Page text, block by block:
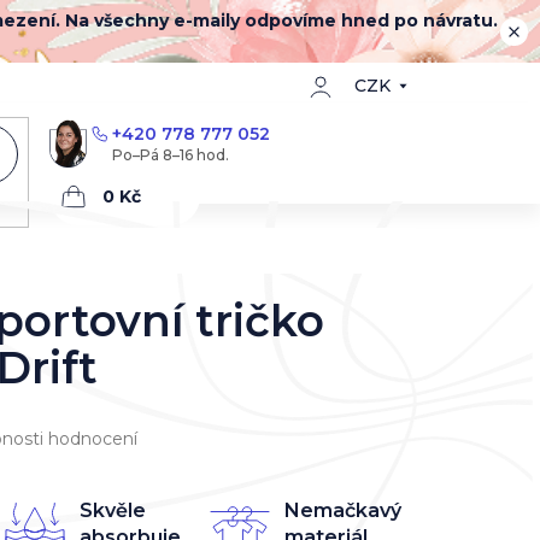
Na všechny e-maily odpovíme hned po návratu.
CZK
+420 778 777 052
Nákupní
Skvěle
Nemačkavý
tričko
hodnocení